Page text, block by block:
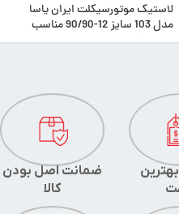
لاستیک موتورسیکلت ایران یاسا
مدل 103 سایز 12-90/90 مناسب
موتور وگو ژوپیتر پاکشتی
ضمانت اصل بودن
کالا